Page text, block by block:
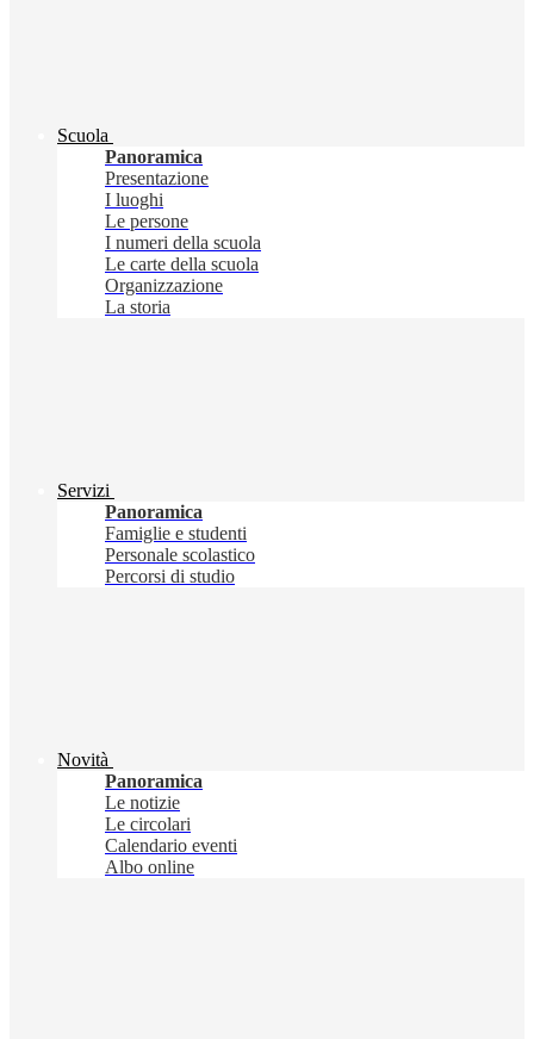
Scuola
Panoramica
Presentazione
I luoghi
Le persone
I numeri della scuola
Le carte della scuola
Organizzazione
La storia
Servizi
Panoramica
Famiglie e studenti
Personale scolastico
Percorsi di studio
Novità
Panoramica
Le notizie
Le circolari
Calendario eventi
Albo online